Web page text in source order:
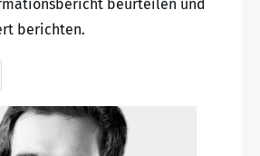
beurteilen und
berichten.